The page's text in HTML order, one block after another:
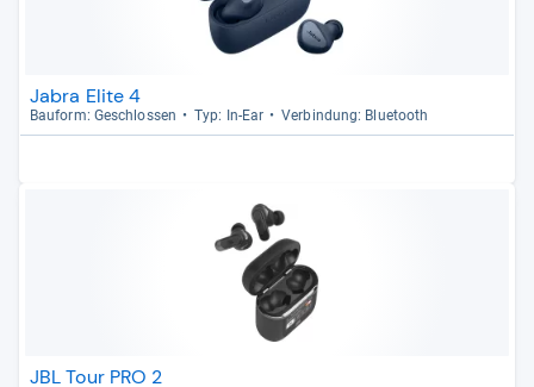
Jabra Elite 4
Bau­form: Geschlos­sen Typ: In-​Ear Ver­bin­dung: Blue­tooth
JBL Tour PRO 2